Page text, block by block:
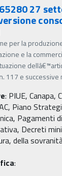
27
per la
e la
117 e successive
: PIUE, Canapa,
Piano
Pagamenti
Decreti
della
: